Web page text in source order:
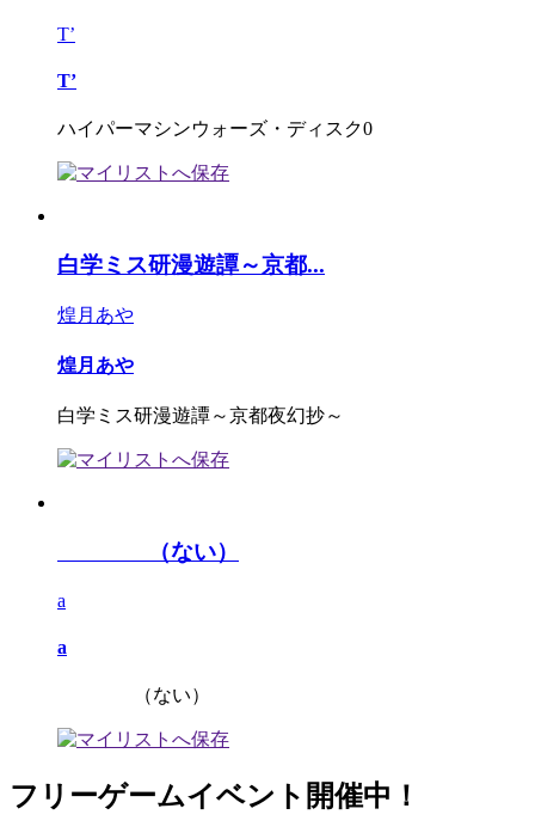
T’
T’
ハイパーマシンウォーズ・ディスク0
白学ミス研漫遊譚～京都...
煌月あや
煌月あや
白学ミス研漫遊譚～京都夜幻抄～
（ない）
a
a
（ない）
フリーゲームイベント開催中！